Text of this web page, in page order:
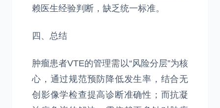
赖医生经验判断，缺乏统一标准。
四、总结
肿瘤患者VTE的管理需以“风险分层”为核
心，通过规范预防降低发生率，结合无
创影像学检查提高诊断准确性；而抗凝